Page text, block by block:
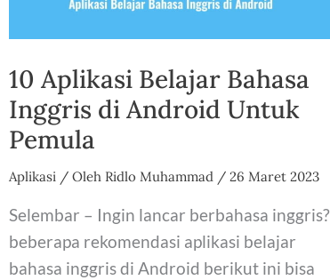
10 Aplikasi Belajar Bahasa
Inggris di Android Untuk
Pemula
Aplikasi/ Oleh Ridlo Muhammad / 26 Maret 2023
Selembar – Ingin lancar berbahasa inggris?
beberapa rekomendasi aplikasi belajar
bahasa inggris di Android berikut ini bisa